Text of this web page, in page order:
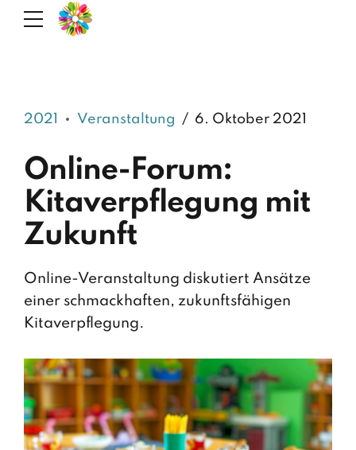
2021 Veranstaltung 6. Oktober 2021
Online-Forum:
Kitaverpflegung mit
Zukunft
Online-Veranstaltung diskutiert Ansätze
einer schmackhaften, zukunftsfähigen
Kitaverpflegung.